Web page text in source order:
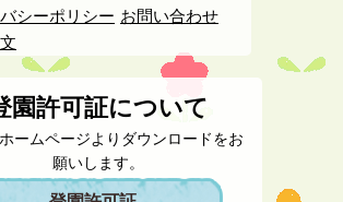
シーポリシー お問い合わせ
園許可証について
ームページよりダウンロードをお
願いします。